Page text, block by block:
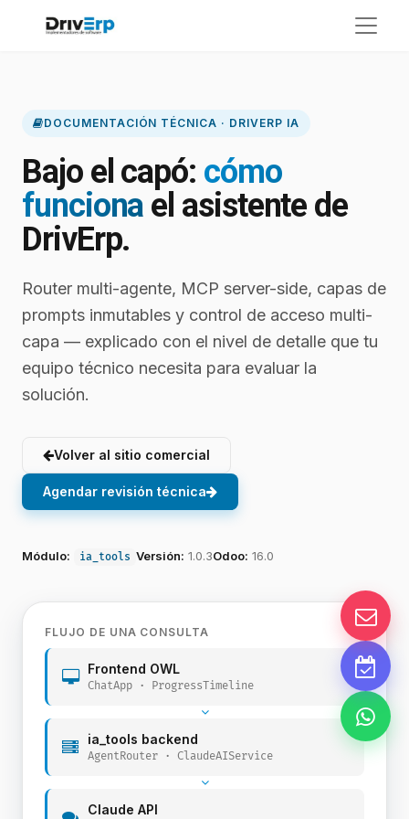
DOCUMENTACIÓN TÉCNICA · DRIVERP IA
Bajo el capó: cómo
funciona el asistente de
DrivErp.
Router multi-agente, MCP server-side, capas de
prompts inmutables y control de acceso multi-
capa — explicado con el nivel de detalle que tu
equipo técnico necesita para evaluar la
solución.
Volver al sitio comercial
Agendar revisión técnica
Módulo: ia_tools Versión: 1.0.3Odoo: 16.0
FLUJO DE UNA CONSULTA
Frontend OWL
ChatApp · ProgressTimeline
ia_tools backend
AgentRouter · ClaudeAIService
Claude API